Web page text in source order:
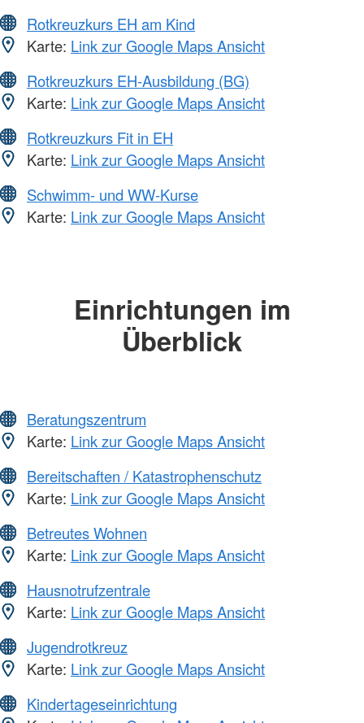
Rotkreuzkurs EH am Kind
Karte: Link zur Google Maps Ansicht
Rotkreuzkurs EH-Ausbildung (BG)
Karte: Link zur Google Maps Ansicht
Rotkreuzkurs Fit in EH
Karte: Link zur Google Maps Ansicht
Schwimm- und WW-Kurse
Karte: Link zur Google Maps Ansicht
Einrichtungen im
Überblick
Beratungszentrum
Karte: Link zur Google Maps Ansicht
Bereitschaften / Katastrophenschutz
Karte: Link zur Google Maps Ansicht
Betreutes Wohnen
Karte: Link zur Google Maps Ansicht
Hausnotrufzentrale
Karte: Link zur Google Maps Ansicht
Jugendrotkreuz
Karte: Link zur Google Maps Ansicht
Kindertageseinrichtung